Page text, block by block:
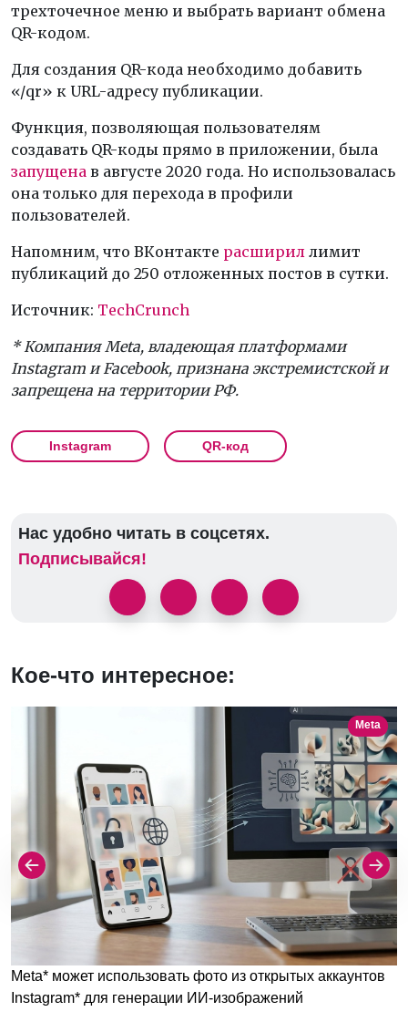
трехточечное меню и выбрать вариант обмена
QR-кодом.
Для создания QR-кода необходимо добавить
«/qr» к URL-адресу публикации.
Функция, позволяющая пользователям
создавать QR-коды прямо в приложении, была
запущена в августе 2020 года. Но использовалась
она только для перехода в профили
пользователей.
Напомним, что ВКонтакте расширил лимит
публикаций до 250 отложенных постов в сутки.
Источник: TechCrunch
* Компания Meta, владеющая платформами
Instagram и Facebook, признана экстремистской и
запрещена на территории РФ.
Instagram QR-код
Нас удобно читать в соцсетях.
Подписывайся!
Кое-что интересное:
Meta
Meta* может использовать фото из открытых аккаунтов
Instagram* для генерации ИИ-изображений